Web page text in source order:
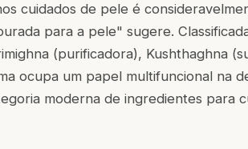
cuidados de pele é
para a pele" sugere.
(purificadora), Kushthaghna
ocupa um papel multifuncional na
moderna de ingredientes para